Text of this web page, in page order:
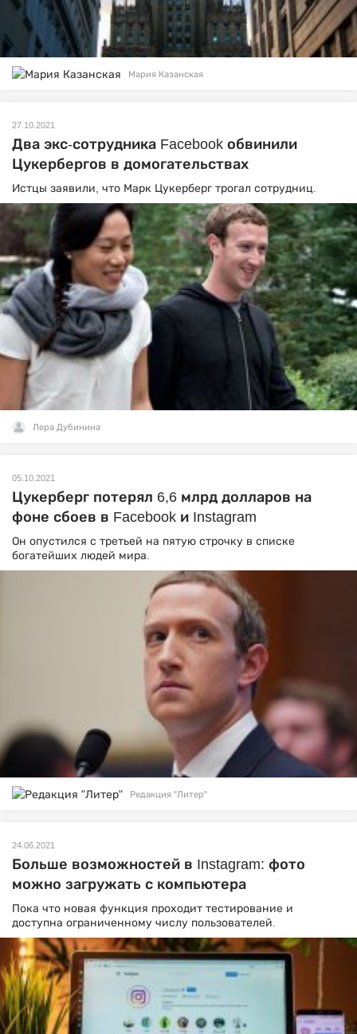
Мария Казанская
27.10.2021
Два экс-сотрудника Facebook обвинили
Цукербергов в домогательствах
Истцы заявили, что Марк Цукерберг трогал сотрудниц.
Лера Дубинина
05.10.2021
Цукерберг потерял 6,6 млрд долларов на
фоне сбоев в Facebook и Instagram
Он опустился с третьей на пятую строчку в списке
богатейших людей мира.
Редакция "Литер"
24.06.2021
Больше возможностей в Instagram: фото
можно загружать с компьютера
Пока что новая функция проходит тестирование и
доступна ограниченному числу пользователей.